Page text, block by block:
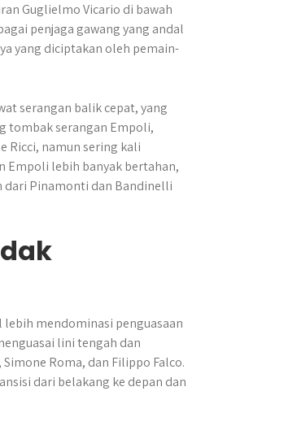
Guglielmo Vicario di bawah
penjaga gawang yang andal
yang diciptakan oleh pemain-
serangan balik cepat, yang
tombak serangan Empoli,
Ricci, namun sering kali
Empoli lebih banyak bertahan,
dari Pinamonti dan Bandinelli
mendominasi penguasaan
lini tengah dan
Roma, dan Filippo Falco.
dari belakang ke depan dan